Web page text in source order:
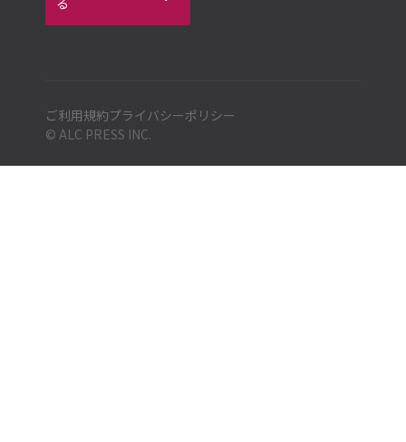
ご利用規約プライバシーポリシー
© ALC PRESS INC.